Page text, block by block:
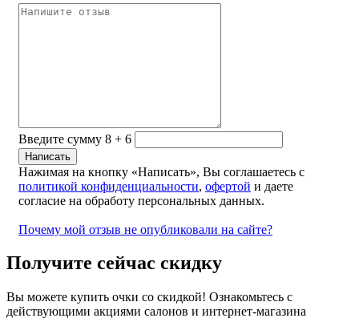
Введите сумму 8 + 6
Нажимая на кнопку «Написать», Вы соглашаетесь с
политикой конфиденциальности, офертой и даете
согласие на обработу персональных данных.
Почему мой отзыв не опубликовали на сайте?
Получите сейчас скидку
Вы можете купить очки со скидкой! Ознакомьтесь с
действующими акциями салонов и интернет-магазина